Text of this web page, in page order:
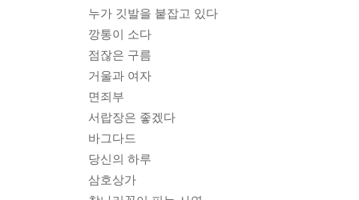
누가 깃발을 붙잡고 있다
깡통이 소다
점잖은 구름
거울과 여자
면죄부
서랍장은 좋겠다
바그다드
당신의 하루
삼호상가